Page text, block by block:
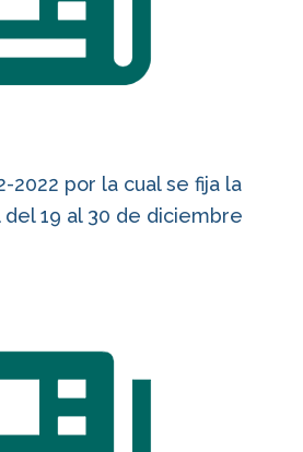
2022 por la cual se fija la
del 19 al 30 de diciembre